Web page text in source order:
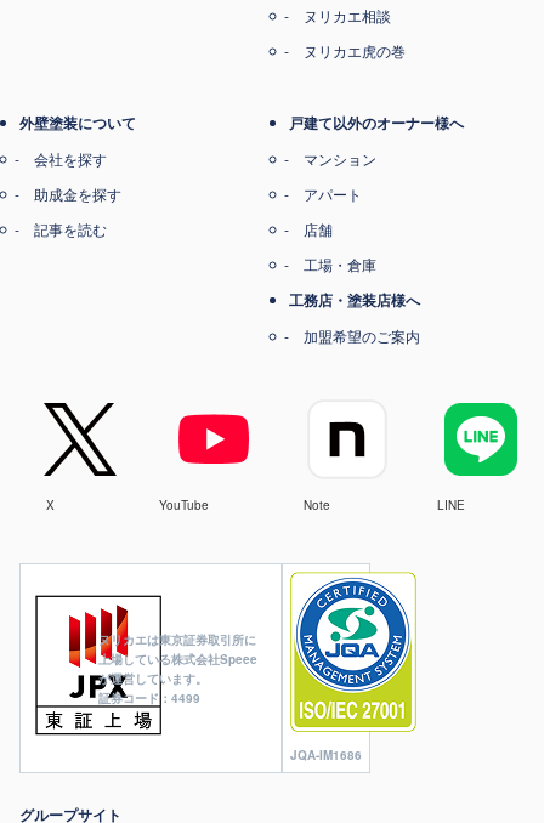
ヌリカエは東京証券取引所に
上場している株式会社Speee
が運営しています。
証券コード：4499
JQA-IM1686
ヌリカエ相談
ヌリカエ虎の巻
外壁塗装について
会社を探す
助成金を探す
記事を読む
戸建て以外のオーナー様へ
マンション
アパート
店舗
工場・倉庫
工務店・塗装店様へ
加盟希望のご案内
X YouTube Note LINE
グループサイト